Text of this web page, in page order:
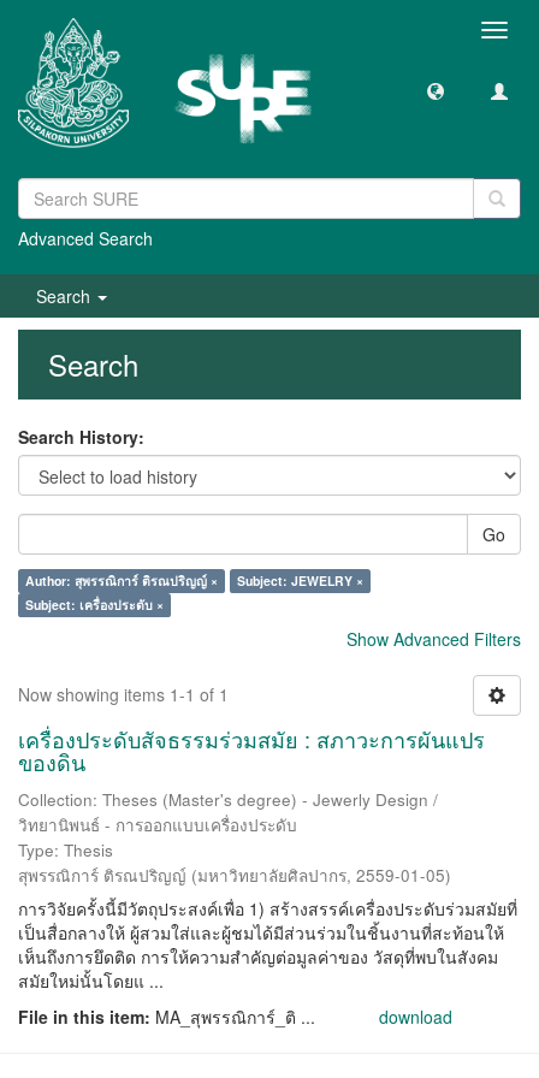
Advanced Search
Search
Search
Search History:
Go
Author: สุพรรณิการ์ ติรณปริญญ์ ×
Subject: JEWELRY ×
Subject: เครื่องประดับ ×
Show Advanced Filters
Now showing items 1-1 of 1
เครื่องประดับสัจธรรมร่วมสมัย : สภาวะการผันแปร
ของดิน
Collection: Theses (Master's degree) - Jewerly Design /
วิทยานิพนธ์ - การออกแบบเครื่องประดับ
Type: Thesis
สุพรรณิการ์ ติรณปริญญ์ (มหาวิทยาลัยศิลปากร, 2559-01-05)
การวิจัยครั้งนี้มีวัตถุประสงค์เพื่อ 1) สร้างสรรค์เครื่องประดับร่วมสมัยที่
เป็นสื่อกลางให้ ผู้สวมใส่และผู้ชมได้มีส่วนร่วมในชิ้นงานที่สะท้อนให้
เห็นถึงการยึดติด การให้ความสำคัญต่อมูลค่าของ วัสดุที่พบในสังคม
สมัยใหม่นั้นโดยแ ...
File in this item: MA_สุพรรณิการ์_ติ ... download